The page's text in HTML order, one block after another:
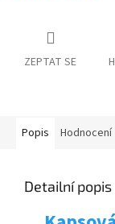
ZEPTAT SE
Popis Hodnocení
Detailní